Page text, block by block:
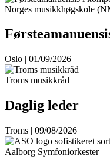
Norges musikkhøgskole
Oslo | 01/09/2026
Troms musikkråd
Daglig leder
Troms | 09/08/2026
Aalborg Symfoniorkester